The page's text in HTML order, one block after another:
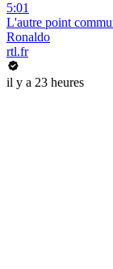
5:01
L'autre point
Ronaldo
rtl.fr
il y a 23 heures